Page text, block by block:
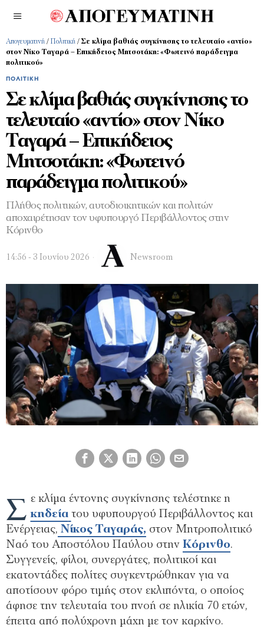
Απογευματινή / Πολιτική / Σε κλίμα βαθιάς συγκίνησης το τελευταίο «αντίο»
στον Νίκο Ταγαρά – Επικήδειος Μητσοτάκη: «Φωτεινό παράδειγμα
πολιτικού»
ΠΟΛΙΤΙΚΉ
Σε κλίμα βαθιάς συγκίνησης το
τελευταίο «αντίο» στον Νίκο
Ταγαρά – Επικήδειος
Μητσοτάκη: «Φωτεινό
παράδειγμα πολιτικού»
Πλήθος πολιτικών, αυτοδιοικητικών και πολιτών
αποχαιρέτησαν τον υφυπουργό Περιβάλλοντος στην
Κόρινθο
14:56 - 3 Ιουνίου 2026 Newsroom
Σ ε κλίμα έντονης συγκίνησης τελέστηκε η
κηδεία του υφυπουργού Περιβάλλοντος και
Ενέργειας, Νίκος Ταγαράς, στον Μητροπολιτικό
Ναό του Αποστόλου Παύλου στην Κόρινθο.
Συγγενείς, φίλοι, συνεργάτες, πολιτικοί και
εκατοντάδες πολίτες συγκεντρώθηκαν για να
αποτίσουν φόρο τιμής στον εκλιπόντα, ο οποίος
άφησε την τελευταία του πνοή σε ηλικία 70 ετών,
έπειτα από πολύχρονη μάχη με τον καρκίνο.